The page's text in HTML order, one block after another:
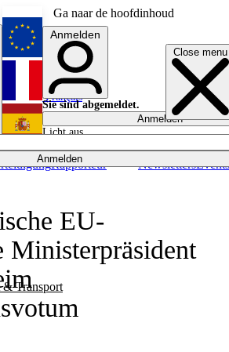
Ga naar de hoofdinhoud
Close menu
Anmelden
Transport
Rapporteur NewslettersEvents
English
Français
Anmelden
Sie sind abgemeldet.
Anmelden
Licht aus
EU-
Ministerpräsident